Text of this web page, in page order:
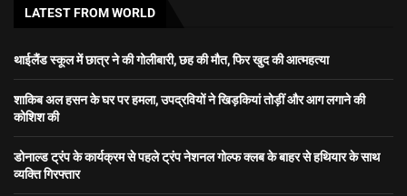
LATEST FROM WORLD
थाईलैंड स्कूल में छात्र ने की गोलीबारी, छह की मौत, फिर खुद की आत्महत्या
शाकिब अल हसन के घर पर हमला, उपद्रवियों ने खिड़कियां तोड़ीं और आग लगाने की
कोशिश की
डोनाल्ड ट्रंप के कार्यक्रम से पहले ट्रंप नेशनल गोल्फ क्लब के बाहर से हथियार के साथ
व्यक्ति गिरफ्तार